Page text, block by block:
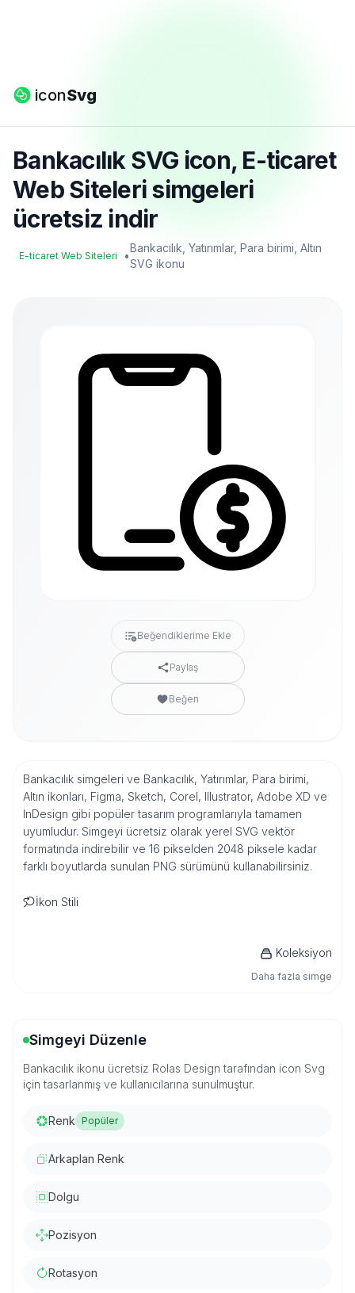
iconSvg
Bankacılık SVG icon, E-ticaret
Web Siteleri simgeleri
ücretsiz indir
E-ticaret Web Siteleri •
Bankacılık, Yatırımlar, Para birimi, Altın
SVG ikonu
Beğendiklerime Ekle
Paylaş
Beğen
Bankacılık simgeleri ve Bankacılık, Yatırımlar, Para birimi,
Altın ikonları, Figma, Sketch, Corel, Illustrator, Adobe XD ve
InDesign gibi popüler tasarım programlarıyla tamamen
uyumludur. Simgeyi ücretsiz olarak yerel SVG vektör
formatında indirebilir ve 16 pikselden 2048 piksele kadar
farklı boyutlarda sunulan PNG sürümünü kullanabilirsiniz.
İkon Stili
Koleksiyon
Daha fazla simge
Simgeyi Düzenle
Bankacılık ikonu ücretsiz Rolas Design tarafından icon Svg
için tasarlanmış ve kullanıcılarına sunulmuştur.
Renk Popüler
Arkaplan Renk
Dolgu
Pozisyon
Rotasyon